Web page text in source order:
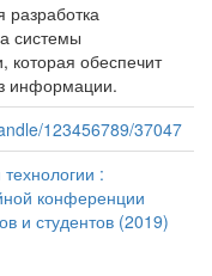
разработка
системы
которая обеспечит
информации.
123456789/37047
:
конференции
и студентов (2019)